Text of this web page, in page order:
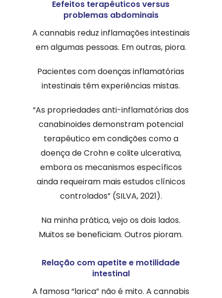
Eefeitos terapêuticos versus
problemas abdominais
A cannabis reduz inflamações intestinais
em algumas pessoas. Em outras, piora.
Pacientes com doenças inflamatórias
intestinais têm experiências mistas.
“As propriedades anti-inflamatórias dos
canabinoides demonstram potencial
terapêutico em condições como a
doença de Crohn e colite ulcerativa,
embora os mecanismos específicos
ainda requeiram mais estudos clínicos
controlados” (SILVA, 2021).
Na minha prática, vejo os dois lados.
Muitos se beneficiam. Outros pioram.
Relação com apetite e motilidade
intestinal
A famosa “larica” não é mito. A cannabis